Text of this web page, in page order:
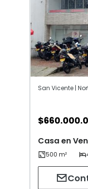
San Vicente |
$
Casa en